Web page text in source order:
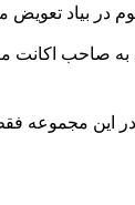
در بیاد تعویض
به صاحب اکانت
در این مجموعه